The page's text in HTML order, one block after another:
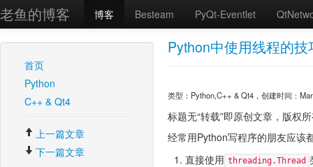
老鱼的博客 博客 Besteam PyQt-Eventlet
首页
Python
C++ & Qt4
上一篇文章
下一篇文章
Python中使用线程的技
类型：Python,C++ & Qt4，创建时间：
标题无“转载”即原创文章，版权
经常用Python写程序的朋友应该
直接使用 threading.Thread